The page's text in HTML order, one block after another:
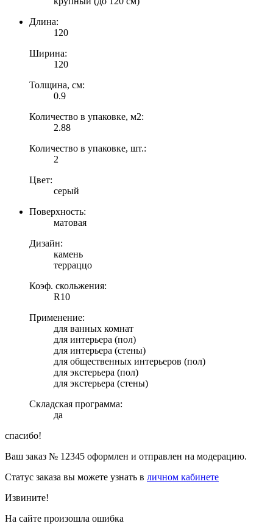
Длина:
120
Ширина:
120
Толщина, см:
0.9
Количество в упаковке, м2:
2.88
Количество в упаковке, шт.:
2
Цвет:
серый
Поверхность:
матовая
Дизайн:
камень
терраццо
Коэф. скольжения:
R10
Применение:
для ванных комнат
для интерьера (пол)
для интерьера (стены)
для общественных интерьеров (пол)
для экстерьера (пол)
для экстерьера (стены)
Складская программа:
да
спасибо!
Ваш заказ № 12345 оформлен и отправлен на модерацию.
Статус заказа вы можете узнать в личном кабинете
Извините!
На сайте произошла ошибка